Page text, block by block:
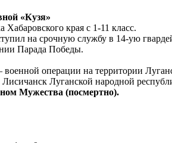
«Кузя»
края с 1-11 класс.
на срочную службу в 14-ую
Парада Победы.
военной операции на территории
Луганской народной
Мужества (посмертно).